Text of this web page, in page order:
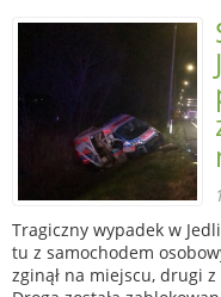
Tragiczny wypadek w
tu z samochodem
zginął na miejscu, drugi